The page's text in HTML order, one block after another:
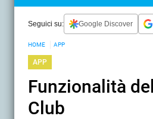
Seguici su: Google Discover
HOME APP
APP
Funzionalità
Club